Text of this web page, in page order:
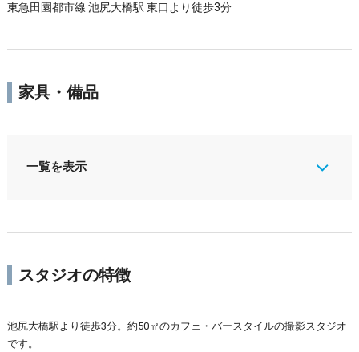
東急田園都市線 池尻大橋駅 東口より徒歩3分
家具・備品
一覧を表示
スタジオの特徴
池尻大橋駅より徒歩3分。約50㎡のカフェ・バースタイルの撮影スタジオ
です。